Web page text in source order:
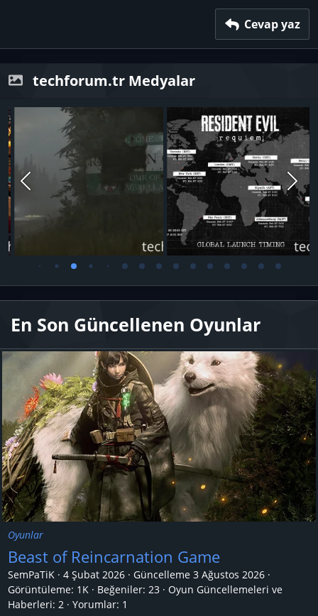
Cevap yaz
techforum.tr Medyalar
En Son Güncellenen Oyunlar
Oyunlar
Beast of Reincarnation Game
SemPaTiK 4 Şubat 2026 Güncelleme 3 Ağustos 2026
Görüntüleme: 1K
Beğeniler: 23
Oyun Güncellemeleri ve
Haberleri: 2 Yorumlar: 1